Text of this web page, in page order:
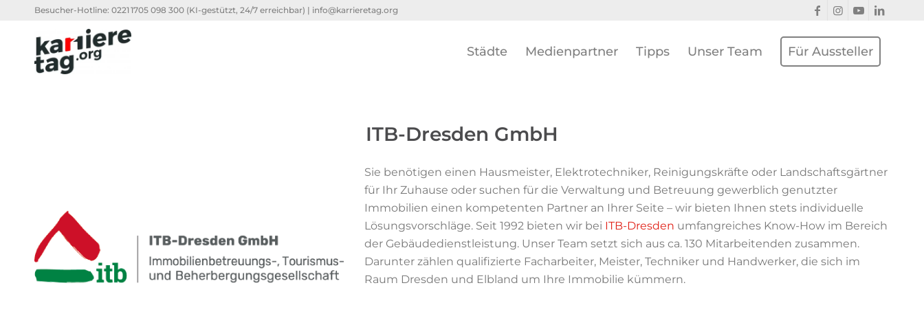
Besucher-Hotline: 0221 1705 098 300 (KI-gestützt, 24/7 erreichbar) | info@karrieretag.org
Städte Medienpartner Tipps Unser Team Für Aussteller
ITB-Dresden GmbH
Sie benötigen einen Hausmeister, Elektrotechniker, Reinigungskräfte oder Landschaftsgärtner
für Ihr Zuhause oder suchen für die Verwaltung und Betreuung gewerblich genutzter
Immobilien einen kompetenten Partner an Ihrer Seite – wir bieten Ihnen stets individuelle
Lösungsvorschläge. Seit 1992 bieten wir bei ITB-Dresden umfangreiches Know-How im Bereich
der Gebäudedienstleistung. Unser Team setzt sich aus ca. 130 Mitarbeitenden zusammen.
Darunter zählen qualifizierte Facharbeiter, Meister, Techniker und Handwerker, die sich im
Raum Dresden und Elbland um Ihre Immobilie kümmern.